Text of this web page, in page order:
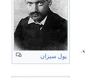
پول سيزان